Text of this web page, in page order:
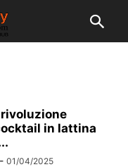
in lattina
- 01/04/2025